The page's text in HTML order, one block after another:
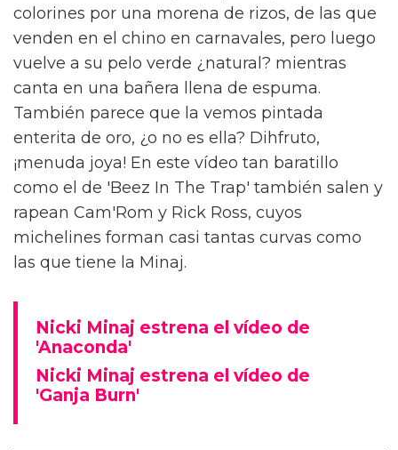
colorines por una morena de rizos, de las que
venden en el chino en carnavales, pero luego
vuelve a su pelo verde ¿natural? mientras
canta en una bañera llena de espuma.
También parece que la vemos pintada
enterita de oro, ¿o no es ella? Dihfruto,
¡menuda joya! En este vídeo tan baratillo
como el de 'Beez In The Trap' también salen y
rapean Cam'Rom y Rick Ross, cuyos
michelines forman casi tantas curvas como
las que tiene la Minaj.
Nicki Minaj estrena el vídeo de
'Anaconda'
Nicki Minaj estrena el vídeo de
'Ganja Burn'